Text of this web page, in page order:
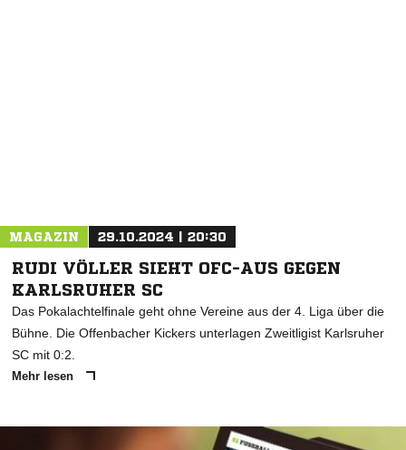
MAGAZIN 29.10.2024 | 20:30
RUDI VÖLLER SIEHT OFC-AUS GEGEN
KARLSRUHER SC
Das Pokalachtelfinale geht ohne Vereine aus der 4. Liga über die
Bühne. Die Offenbacher Kickers unterlagen Zweitligist Karlsruher
SC mit 0:2.
Mehr lesen